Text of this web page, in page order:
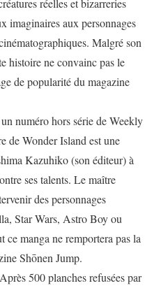
imaginaires aux personnages
Malgré son
histoire ne convainc pas le
de popularité du magazine
numéro hors série de Weekly
de Wonder Island est une
Kazuhiko (son éditeur) à
ses talents. Le maître
des personnages
Star Wars, Astro Boy ou
manga ne remportera pas la
Shōnen Jump.
Après 500 planches refusées par